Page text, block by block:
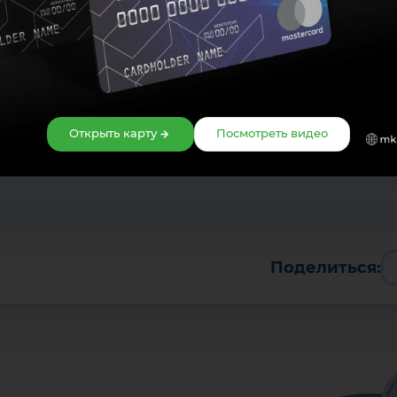
дежурные офисы
и центры обслуживания.
Оформите карту Uzcard Sherdor в
офисах МКБАНК
Поделиться:
Открыть карту Посмотреть видео